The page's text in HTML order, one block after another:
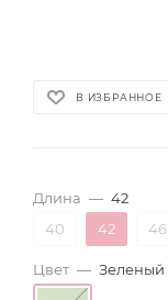
В ИЗБРАННОЕ
Длина — 42
40
42 46
Цвет — Зеленый